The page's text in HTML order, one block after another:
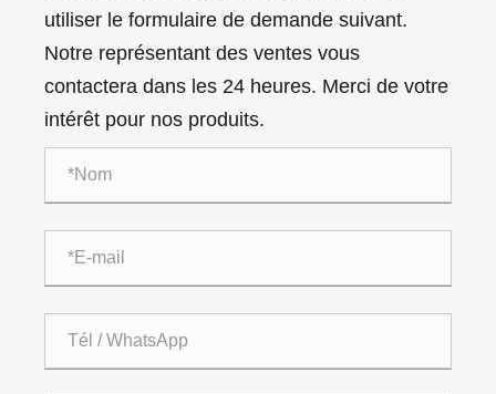
utiliser le formulaire de demande suivant.
Notre représentant des ventes vous
contactera dans les 24 heures. Merci de votre
intérêt pour nos produits.